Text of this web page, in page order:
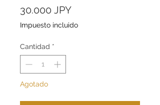
30.000 JPYPrecio
Impuesto incluido
Cantidad *
Agotado